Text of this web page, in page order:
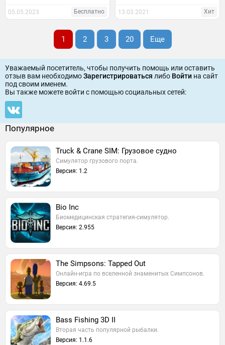
05.05.2023 Бесплатно 13.03.2021 Хит
1 2 3 20 Еще
Уважаемый посетитель, чтобы получить помощь или оставить
отзыв вам необходимоЗарегистрироваться либо Войти на сайт
под своим именем.
Вы также можете войти c помощью социальных сетей:
Популярное
Truck & Crane SIM: Грузовое судно
Симулятор грузового порта.
Версия: 1.2
Bio Inc
Биомедицинская стратегия-симулятор.
Версия: 2.955
The Simpsons: Tapped Out
Онлайн-игра по вселенной знаменитых Симпсонов.
Версия: 4.69.5
Bass Fishing 3D II
Вторая часть популярной рыбалки.
Версия: 1.1.6